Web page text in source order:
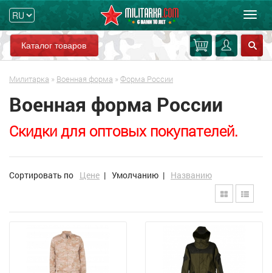
Каталог товаров
Милитарка » Военная форма » Форма России
Военная форма России
Скидки для оптовых покупателей.
Сортировать по Цене | Умолчанию | Названию